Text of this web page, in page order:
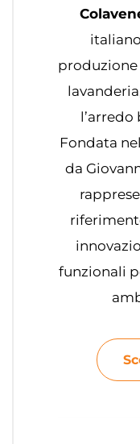
l’arredo
Fondata
da
funzionali